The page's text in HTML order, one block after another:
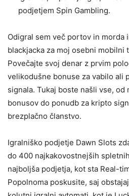
podjetjem Spin Gambling.
Odigral sem več portov in morda
blackjacka za moj osebni mobilni
Povečajte svoj denar z prvim
velikodušne bonuse za vabilo ali
signala. Tukaj boste našli vse,
bonusov do ponudb za kripto
brezplačno članstvo.
Igralniško podjetje Dawn Slots
do 400 najkakovostnejših
najboljša podjetja, kot sta Real-
Popolnoma poskusite, saj